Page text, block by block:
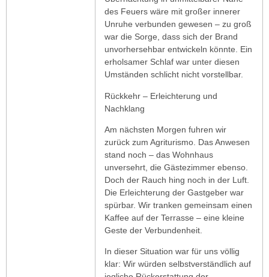
des Feuers wäre mit großer innerer
Unruhe verbunden gewesen – zu groß
war die Sorge, dass sich der Brand
unvorhersehbar entwickeln könnte. Ein
erholsamer Schlaf war unter diesen
Umständen schlicht nicht vorstellbar.
Rückkehr – Erleichterung und
Nachklang
Am nächsten Morgen fuhren wir
zurück zum Agriturismo. Das Anwesen
stand noch – das Wohnhaus
unversehrt, die Gästezimmer ebenso.
Doch der Rauch hing noch in der Luft.
Die Erleichterung der Gastgeber war
spürbar. Wir tranken gemeinsam einen
Kaffee auf der Terrasse – eine kleine
Geste der Verbundenheit.
In dieser Situation war für uns völlig
klar: Wir würden selbstverständlich auf